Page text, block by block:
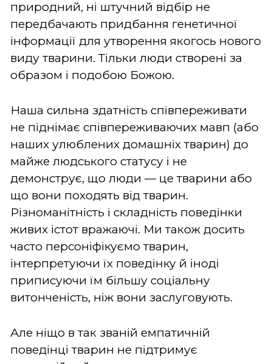
природний, ні штучний відбір не
передбачають придбання генетичної
інформації для утворення якогось нового
виду тварини. Тільки люди створені за
образом і подобою Божою.
Наша сильна здатність співпереживати
не піднімає співпереживаючих мавп (або
наших улюблених домашніх тварин) до
майже людського статусу і не
демонструє, що люди — це тварини або
що вони походять від тварин.
Різноманітність і складність поведінки
живих істот вражаючі. Ми також досить
часто персоніфікуємо тварин,
інтерпретуючи їх поведінку й іноді
приписуючи їм більшу соціальну
витонченість, ніж вони заслуговують.
Але ніщо в так званій емпатичній
поведінці тварин не підтримує